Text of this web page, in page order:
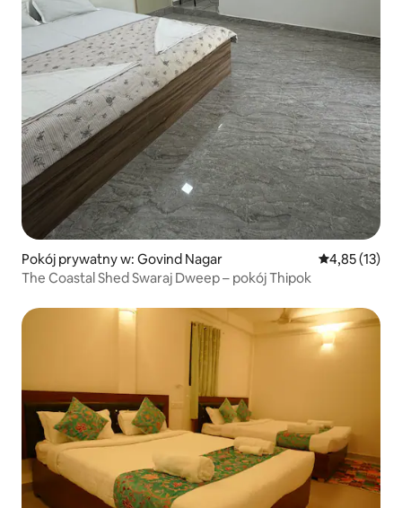
Pokój prywatny w: Govind Nagar Średnia
4,85 (13)
The Coastal Shed Swaraj Dweep – pokój Thipok